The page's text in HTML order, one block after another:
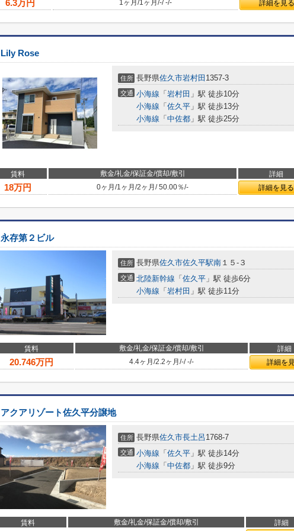
6.3万円 1ヶ月 /1ヶ月 /-/-/- 詳細を見る
Lily Rose
住所 長野県佐久市岩村田 1357-3
交通 小海線 「 岩村田 」駅 徒歩10分
小海線 「 佐久平 」駅 徒歩13分
小海線 「 中佐都 」駅 徒歩25分
賃料 敷金/礼金/保証金/償却/敷引 詳細
18万円 0ヶ月 /1ヶ月 /2ヶ月 /50.00％/- 詳細を見る
永存第２ビル
住所 長野県佐久市佐久平駅南 １５-３
交通 北陸新幹線 「 佐久平 」駅 徒歩6分
小海線 「 岩村田 」駅 徒歩11分
賃料 敷金/礼金/保証金/償却/敷引 詳細
20.746万円 4.4ヶ月 /2.2ヶ月 /-/-/- 詳細を
アクアリゾート佐久平分譲地
住所 長野県佐久市長土呂 1768-7
交通 小海線 「 佐久平 」駅 徒歩14分
小海線 「 中佐都 」駅 徒歩9分
賃料 敷金/礼金/保証金/償却/敷引 詳細